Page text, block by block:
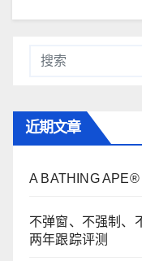
近期文章
A BATHING APE®
不弹窗、不强制
两年跟踪评测